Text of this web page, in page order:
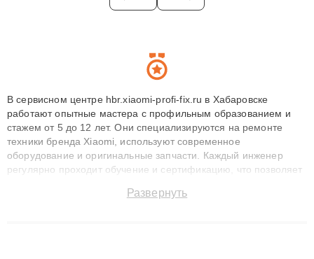
В сервисном центре hbr.xiaomi-profi-fix.ru в Хабаровске
работают опытные мастера с профильным образованием и
стажем от 5 до 12 лет. Они специализируются на ремонте
техники бренда Xiaomi, используют современное
оборудование и оригинальные запчасти. Каждый инженер
регулярно проходит обучение и сертификацию, что позволяет
технику с сохранением гарантии до 3 лет. Наши мастера
Развернуть